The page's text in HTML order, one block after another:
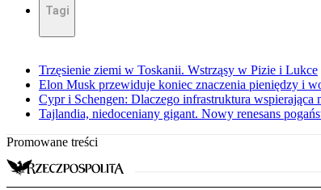
Tagi
Trzęsienie ziemi w Toskanii. Wstrząsy w Pizie i Lukce
Elon Musk przewiduje koniec znaczenia pieniędzy i
Cypr i Schengen: Dlaczego infrastruktura wspierająca
Tajlandia, niedoceniany gigant. Nowy renesans
Promowane treści